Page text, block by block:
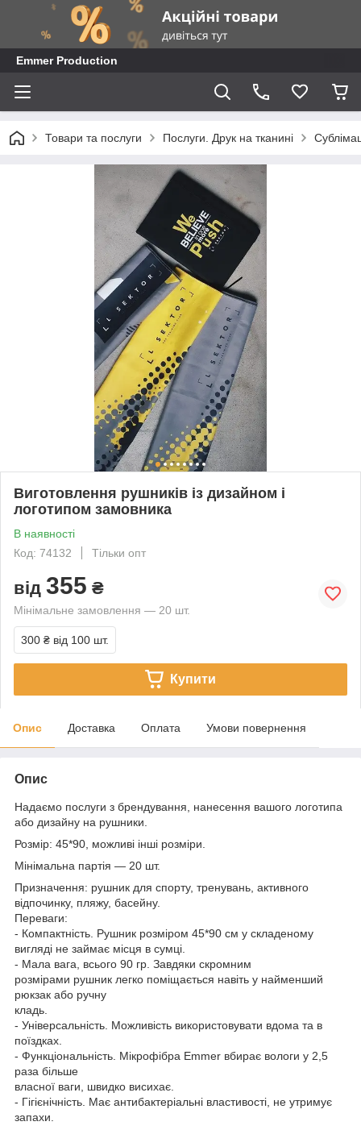
Emmer Production
Товари та послуги Послуги. Друк на тканині
Виготовлення рушників із дизайном і
логотипом замовника
В наявності
Код: 74132
Тільки опт
від 355 ₴
Мінімальне замовлення — 20 шт.
300 ₴ від 100 шт.
Купити
Опис Доставка Оплата Умови повернення
Опис
Надаємо послуги з брендування, нанесення вашого логотипа
або дизайну на рушники.
Розмір: 45*90, можливі інші розміри.
Мінімальна партія — 20 шт.
Призначення: рушник для спорту, тренувань, активного
відпочинку, пляжу, басейну.
Переваги:
- Компактність. Рушник розміром 45*90 см у складеному
вигляді не займає місця в сумці.
- Мала вага, всього 90 гр. Завдяки скромним
розмірами рушник легко поміщається навіть у найменший
рюкзак або ручну
кладь.
- Універсальність. Можливість використовувати вдома та в
поїздках.
- Функціональність. Мікрофібра Emmer вбирає вологи у 2,5
раза більше
власної ваги, швидко висихає.
- Гігієнічність. Має антибактеріальні властивості, не утримує
запахи.